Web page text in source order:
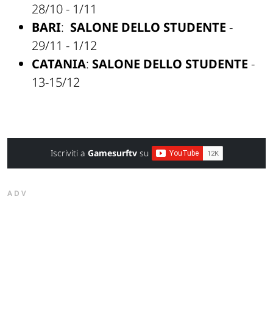
28/10 - 1/11
BARI: SALONE DELLO STUDENTE -
29/11 - 1/12
CATANIA: SALONE DELLO STUDENTE -
13-15/12
Iscriviti a Gamesurftvsu
ADV